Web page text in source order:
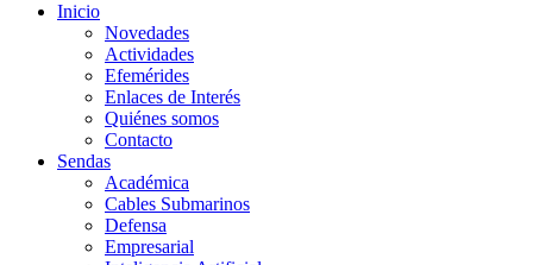
Inicio
Novedades
Actividades
Efemérides
Enlaces de Interés
Quiénes somos
Contacto
Sendas
Académica
Cables Submarinos
Defensa
Empresarial